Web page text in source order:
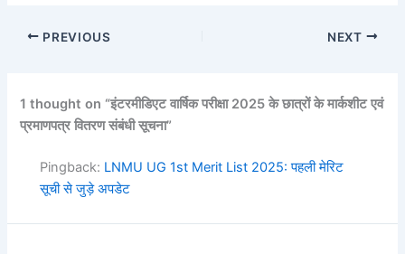
PREVIOUS NEXT
1 thought on “इंटरमीडिएट वार्षिक परीक्षा 2025 के छात्रों के मार्कशीट एवं
प्रमाणपत्र वितरण संबंधी सूचना”
Pingback: LNMU UG 1st Merit List 2025: पहली मेरिट
सूची से जुड़े अपडेट